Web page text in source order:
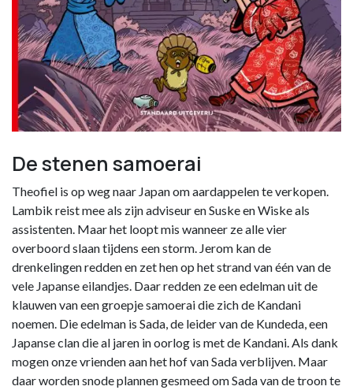
De stenen samoerai
Theofiel is op weg naar Japan om aardappelen te verkopen.
Lambik reist mee als zijn adviseur en Suske en Wiske als
assistenten. Maar het loopt mis wanneer ze alle vier
overboord slaan tijdens een storm. Jerom kan de
drenkelingen redden en zet hen op het strand van één van de
vele Japanse eilandjes. Daar redden ze een edelman uit de
klauwen van een groepje samoerai die zich de Kandani
noemen. Die edelman is Sada, de leider van de Kundeda, een
Japanse clan die al jaren in oorlog is met de Kandani. Als dank
mogen onze vrienden aan het hof van Sada verblijven. Maar
daar worden snode plannen gesmeed om Sada van de troon te